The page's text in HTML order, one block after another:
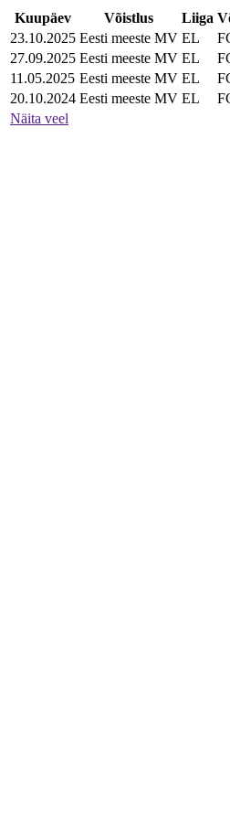
Kuupäev Võistlus Liiga
23.10.2025 Eesti meeste MV EL
27.09.2025 Eesti meeste MV EL
11.05.2025 Eesti meeste MV EL
20.10.2024 Eesti meeste MV EL
Näita veel